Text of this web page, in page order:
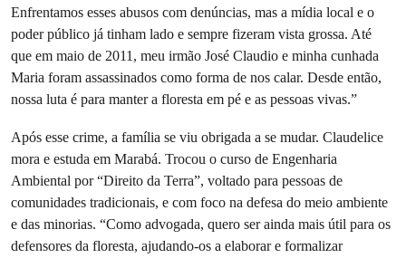
Enfrentamos esses abusos com denúncias, mas a mídia local e o
poder público já tinham lado e sempre fizeram vista grossa. Até
que em maio de 2011, meu irmão José Claudio e minha cunhada
Maria foram assassinados como forma de nos calar. Desde então,
nossa luta é para manter a floresta em pé e as pessoas vivas.”
Após esse crime, a família se viu obrigada a se mudar. Claudelice
mora e estuda em Marabá. Trocou o curso de Engenharia
Ambiental por “Direito da Terra”, voltado para pessoas de
comunidades tradicionais, e com foco na defesa do meio ambiente
e das minorias. “Como advogada, quero ser ainda mais útil para os
defensores da floresta, ajudando-os a elaborar e formalizar